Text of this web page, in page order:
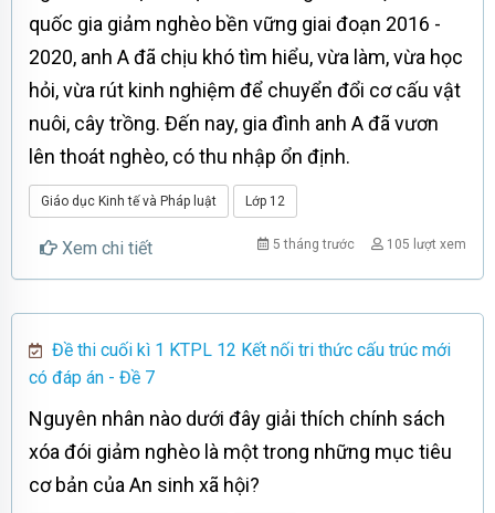
quốc gia giảm nghèo bền vững giai đoạn 2016 -
2020, anh A đã chịu khó tìm hiểu, vừa làm, vừa học
hỏi, vừa rút kinh nghiệm để chuyển đổi cơ cấu vật
nuôi, cây trồng. Đến nay, gia đình anh A đã vươn
lên thoát nghèo, có thu nhập ổn định.
Giáo dục Kinh tế và Pháp luật Lớp 12
Xem chi tiết 105 lượt xem
5 tháng trước
Đề thi cuối kì 1 KTPL 12 Kết nối tri thức cấu trúc mới
có đáp án - Đề 7
Nguyên nhân nào dưới đây giải thích chính sách
xóa đói giảm nghèo là một trong những mục tiêu
cơ bản của An sinh xã hội?